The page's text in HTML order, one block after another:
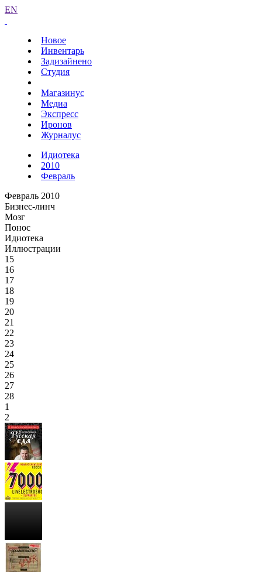
EN
Новое
Инвентарь
Задизайнено
Студия
Магазинус
Медиа
Экспресс
Иронов
Журналус
Идиотека
2010
Февраль
Февраль 2010
Бизнес-линч
Мозг
Понос
Идиотека
Иллюстрации
15
16
17
18
19
20
21
22
23
24
25
26
27
28
1
2